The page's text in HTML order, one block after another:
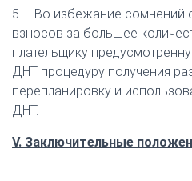
5. Во избежание сомнений
взносов за большее
плательщику
ДНТ процедуру получения
перепланировку и
ДНТ.
V. Заключительные